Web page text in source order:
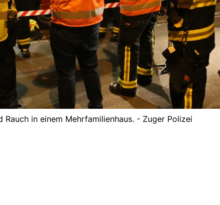
Rauch in einem Mehrfamilienhaus. - Zuger Polizei